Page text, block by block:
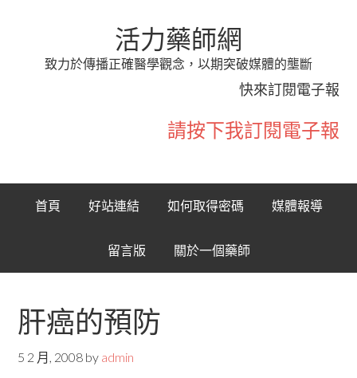
活力藥師網
致力於傳播正確醫學觀念，以期突破媒體的壟斷
快來訂閱電子報
請按下我訂閱電子報
首頁 好站連結 如何取得密碼 媒體報導
留言版 關於一個藥師
肝癌的預防
5 2 月, 2008 by admin